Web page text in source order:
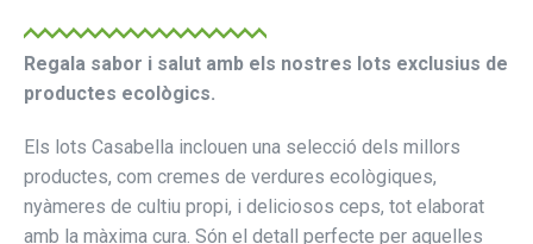
Regala sabor i salut amb els nostres lots exclusius de
productes ecològics.
Els lots Casabella inclouen una selecció dels millors
productes, com cremes de verdures ecològiques,
nyàmeres de cultiu propi, i deliciosos ceps, tot elaborat
amb la màxima cura. Són el detall perfecte per aquelles